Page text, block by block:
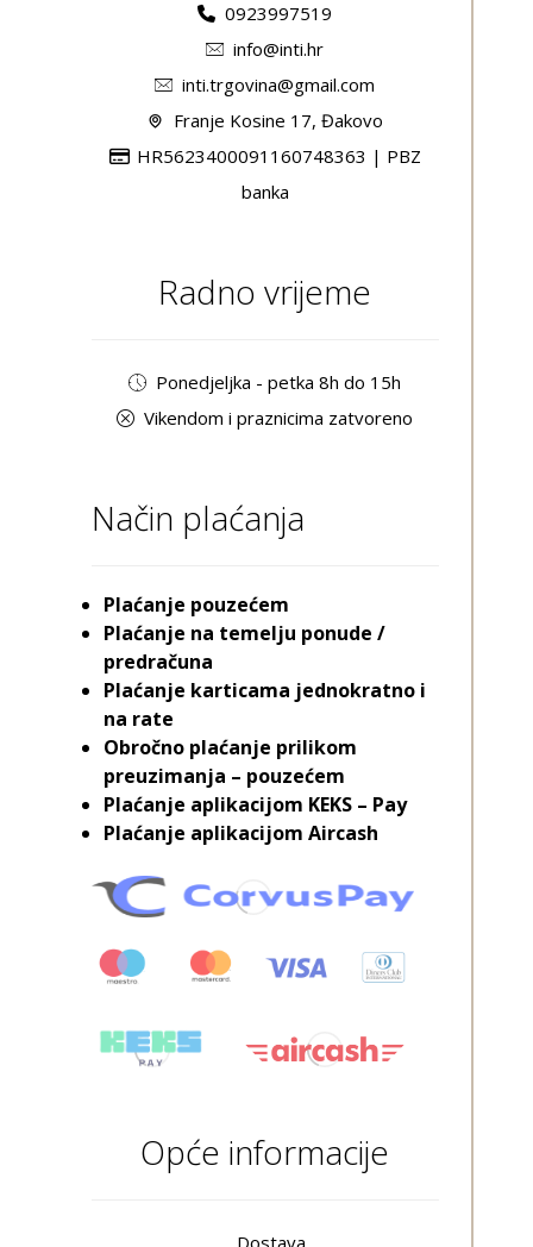
0923997519
info@inti.hr
inti.trgovina@gmail.com
Franje Kosine 17, Đakovo
HR5623400091160748363 | PBZ
banka
Radno vrijeme
Ponedjeljka - petka 8h do 15h
Vikendom i praznicima zatvoreno
Način plaćanja
Plaćanje pouzećem
Plaćanje na temelju ponude /
predračuna
Plaćanje karticama jednokratno i
na rate
Obročno plaćanje prilikom
preuzimanja – pouzećem
Plaćanje aplikacijom KEKS – Pay
Plaćanje aplikacijom Aircash
Opće informacije